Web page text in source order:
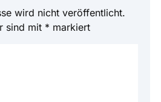
wird nicht veröffentlicht.
sind mit * markiert